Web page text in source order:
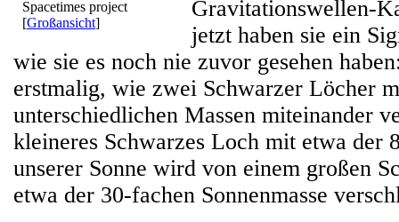
Spacetimes project
[Großansicht]
Gravitationswellen-
jetzt haben sie ein
wie sie es noch nie zuvor gesehen
erstmalig, wie zwei Schwarzer Löcher
unterschiedlichen Massen miteinander
kleineres Schwarzes Loch mit etwa der
unserer Sonne wird von einem großen
etwa der 30-fachen Sonnenmasse